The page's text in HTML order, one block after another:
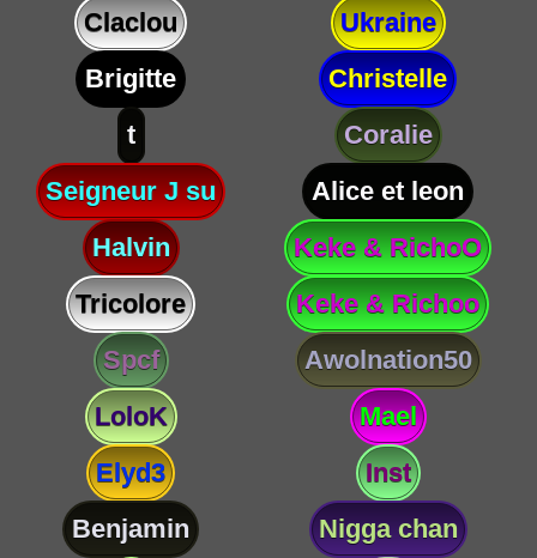
Claclou
Ukraine
Brigitte
Christelle
t
Coralie
Seigneur J su
Alice et leon
Halvin
Keke & RichoO
Tricolore
Keke & Richoo
Spcf
Awolnation50
LoloK
Mael
Elyd3
Inst
Benjamin
Nigga chan